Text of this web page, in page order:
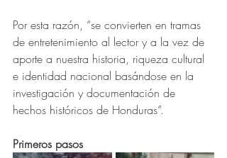
Por esta razón, “se convierten en tramas
de entretenimiento al lector y a la vez de
aporte a nuestra historia, riqueza cultural
e identidad nacional basándose en la
investigación y documentación de
hechos históricos de Honduras”.
Primeros pasos